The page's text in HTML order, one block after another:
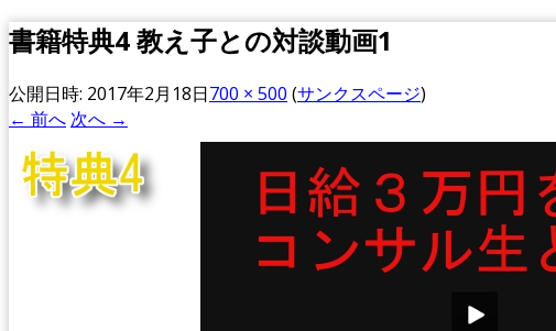
書籍特典4 教え子との対談動画1
公開日時: 2017年2月18日700 × 500 (サンクスページ)
← 前へ 次へ →